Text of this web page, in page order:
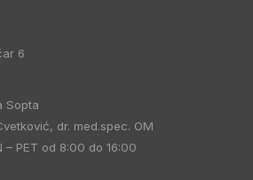
6
Sopta
dr. med.spec. OM
– PET od 8:00 do 16:00